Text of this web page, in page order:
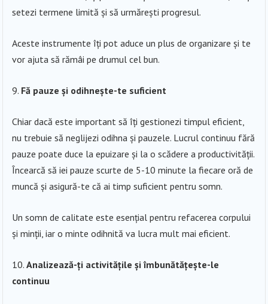
setezi termene limită și să urmărești progresul.
Aceste instrumente îți pot aduce un plus de organizare și te
vor ajuta să rămâi pe drumul cel bun.
Fă pauze și odihnește-te suficient
Chiar dacă este important să îți gestionezi timpul eficient,
nu trebuie să neglijezi odihna și pauzele. Lucrul continuu fără
pauze poate duce la epuizare și la o scădere a productivității.
Încearcă să iei pauze scurte de 5-10 minute la fiecare oră de
muncă și asigură-te că ai timp suficient pentru somn.
Un somn de calitate este esențial pentru refacerea corpului
și minții, iar o minte odihnită va lucra mult mai eficient.
Analizează-ți activitățile și îmbunătățește-le
continuu